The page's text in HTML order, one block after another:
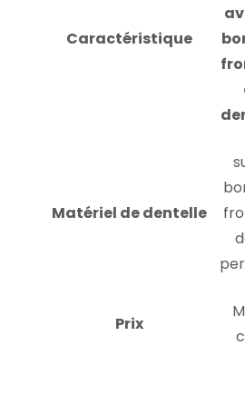
Caractéristique
Matériel de dentelle
Prix